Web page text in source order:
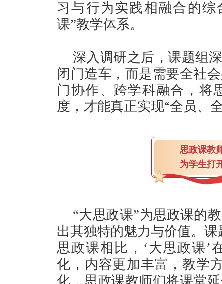
习与行为实践相融合的
课”教学体系。
深入调研之后，课题组
闭门造车，而是需要全社
门协作、跨学科融合，将
度，才能真正实现“全员、
思政课教
为学生打
“大思政课”为思政课的
出其独特的魅力与价值。
思政课相比，‘大思政课’
化，内容更加丰富，教学
化，思政课教师们将课堂